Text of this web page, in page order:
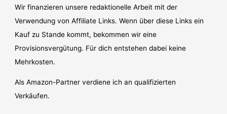
Wir finanzieren unsere redaktionelle Arbeit mit der
Verwendung von Affiliate Links. Wenn über diese Links ein
Kauf zu Stande kommt, bekommen wir eine
Provisionsvergütung. Für dich entstehen dabei keine
Mehrkosten.
Als Amazon-Partner verdiene ich an qualifizierten
Verkäufen.